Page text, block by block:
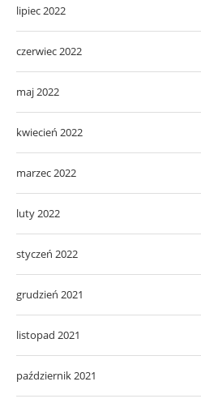
lipiec 2022
czerwiec 2022
maj 2022
kwiecień 2022
marzec 2022
luty 2022
styczeń 2022
grudzień 2021
listopad 2021
październik 2021